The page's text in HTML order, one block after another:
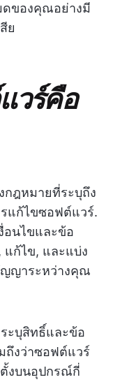
ของคุณอย่างมี
ย
วร์คือ
ฎหมายที่ระบุถึง
แก้ไขซอฟต์แวร์.
อนไขและข้อ
ก้ไข, และแบ่ง
ญาระหว่างคุณ
ะบุสิทธิ์และข้อ
ถึงว่าซอฟต์แวร์
งบนอุปกรณ์กี่